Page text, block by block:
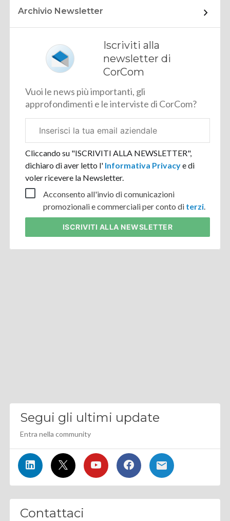
Archivio Newsletter
Iscriviti alla
newsletter di
CorCom
Vuoi le news più importanti, gli
approfondimenti e le interviste di CorCom?
aziendale
Cliccando su "ISCRIVITI ALLA NEWSLETTER",
dichiaro di aver letto l' Informativa Privacye di
voler ricevere la Newsletter.
Acconsento all'invio di comunicazioni
promozionali e commerciali per conto di terzi.
ISCRIVITI ALLA NEWSLETTER
Segui gli ultimi update
Entra nella community
Contattaci